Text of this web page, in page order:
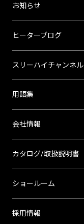
お知らせ
ヒーターブログ
スリーハイチャンネル
用語集
会社情報
カタログ/取扱説明書
ショールーム
採用情報